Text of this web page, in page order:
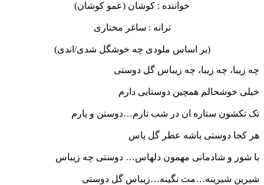
خواننده : کوشان (عمو کوشان)
ترانه : ساغر مختاری
(بر اساس ملودی چه خوشگل شدی/اندی)
چه زیبا، چه زیبا، چه زیباس گل دوستی
خیلی خوشحالم همچین دوستایی دارم
تک تکشون ستاره ان در شب تارم…دوستن و یارم
هر کجا دوستی باشه عطر گل یاس
با شور و شادمانی مهمون دلهاس… دوستی چه زیباس
شیرین شیرینه…مث نگینه…زیباس گل دوستی